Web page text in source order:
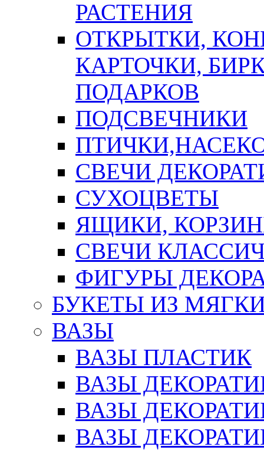
РАСТЕНИЯ
ОТКРЫТКИ,
КАРТОЧКИ,
ПОДАРКОВ
ПОДСВЕЧНИКИ
СВЕЧИ
СУХОЦВЕТЫ
ЯЩИКИ,
СВЕЧИ
ФИГУРЫ
БУКЕТЫ ИЗ
ВАЗЫ
ВАЗЫ ПЛАСТИК
ВАЗЫ
ВАЗЫ
ВАЗЫ